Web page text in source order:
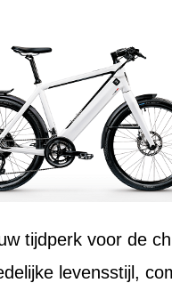
tijdperk voor de
levensstijl,